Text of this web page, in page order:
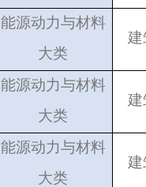
能源动力与材料
大类
建
能源动力与材料
大类
建
能源动力与材料
大类
建